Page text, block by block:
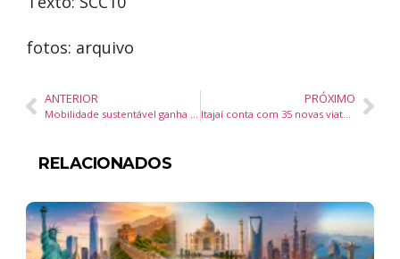
fotos: arquivo
ANTERIOR
Mobilidade sustentável ganha reforço em Itajaí com patinetes elétricos
PRÓXIMO
Itajaí conta com 35 novas viaturas para atualização da frota dos órgãos de segurança
RELACIONADOS